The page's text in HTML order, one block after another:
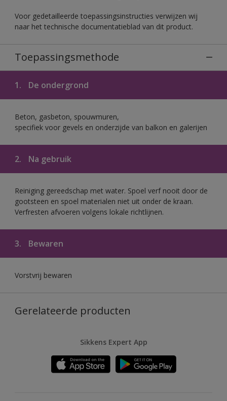
Voor gedetailleerde toepassingsinstructies verwijzen wij
naar het technische documentatieblad van dit product.
Toepassingsmethode
1. De ondergrond
Beton, gasbeton, spouwmuren,
specifiek voor gevels en onderzijde van balkon en galerijen
2. Na gebruik
Reiniging gereedschap met water. Spoel verf nooit door de
gootsteen en spoel materialen niet uit onder de kraan.
Verfresten afvoeren volgens lokale richtlijnen.
3. Bewaren
Vorstvrij bewaren
Gerelateerde producten
Sikkens Expert App